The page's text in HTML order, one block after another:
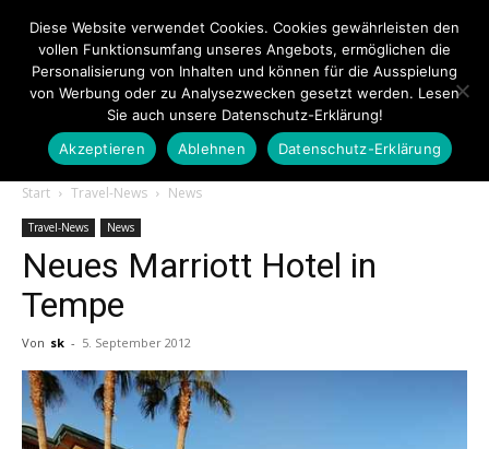
Touristiknews.de
|
Start Travel-News News
Travel-News News
Neues Marriott Hotel in
Tempe
Von sk - 5. September 2012
Diese Website verwendet Cookies. Cookies gewährleisten den
vollen Funktionsumfang unseres Angebots, ermöglichen die
Personalisierung von Inhalten und können für die Ausspielung
von Werbung oder zu Analysezwecken gesetzt werden. Lesen
Sie auch unsere Datenschutz-Erklärung!
Akzeptieren
Ablehnen Datenschutz-Erklärung